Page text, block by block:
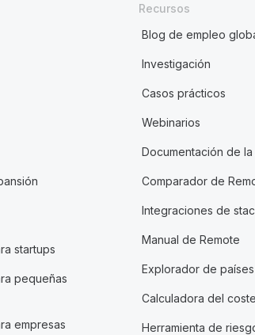
startups
pequeñas
empresas
Recursos
Blog de empleo
Investigación
Casos prácticos
Webinarios
Documentación de
Comparador de
Integraciones de
Manual de Remote
Explorador de países
Calculadora del
Herramienta de